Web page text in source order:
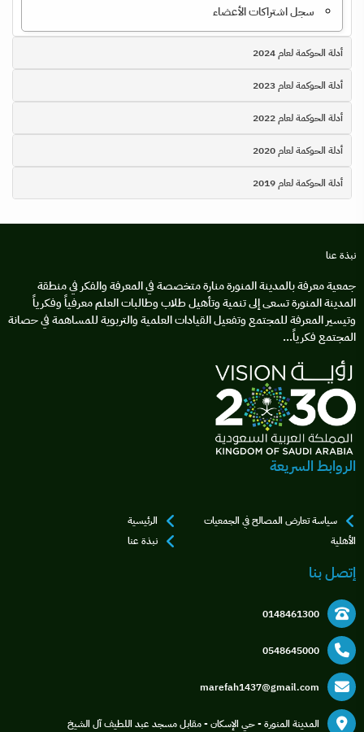
سجل اشتراكات الأعضاء
أدلة الحوكمة لعام 2024
أدلة الحوكمة لعام 2023
أدلة الحوكمة لعام 2022
أدلة الحوكمة لعام 2020
أدلة الحوكمة لعام 2019
نبذة عنا
جمعية معرفة بالمدينة المنورة منارة متخصصة في المعرفة والفكر في منطقة
المدينة المنورة تسعى إلى تنمية وتأهيل طلاب وطالبات العلم معرفياً وفكرياً
وتيسير المعرفة للمجتمع وتفعيل القيادات العلمية والتربوية للمساهمة في حصانة
المجتمع فكرياً...
الروابط السريعة
سياسة تعارض المصالح في الجمعيات
الأهلية
الرئيسية
نبذة عنا
إتصل بنا
0148461300
0548645000
marefah1437@gmail.com
المدينة المنورة - حي الإسكان - مقابل مسجد عبد اللطيف آل الشيخ